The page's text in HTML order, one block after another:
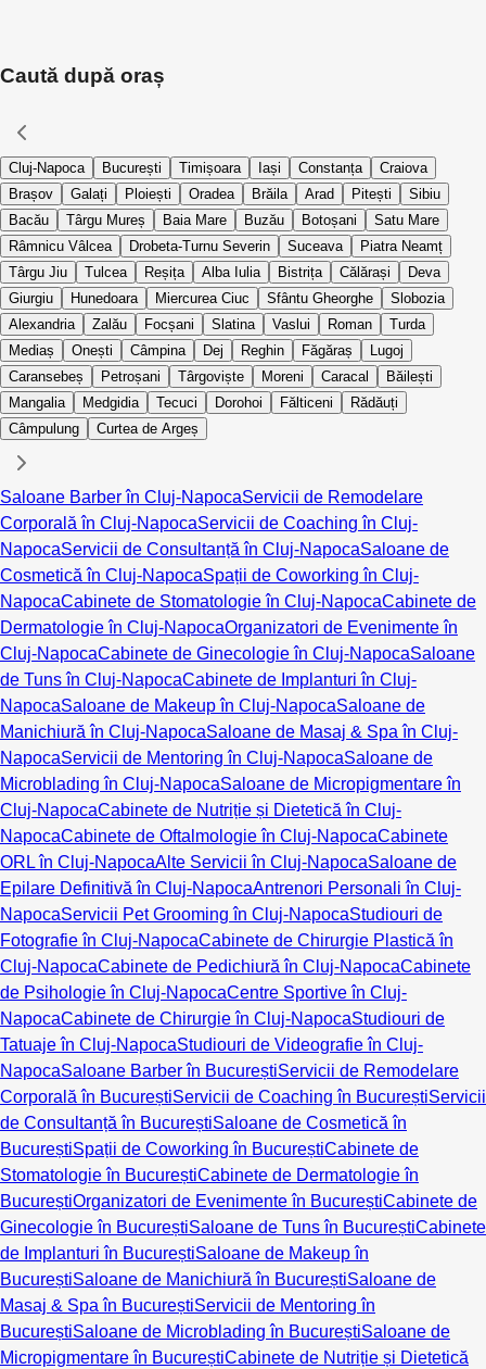
Caută după oraș
Cluj-Napoca București Timișoara Iași Constanța
Craiova
Brașov
Galați Ploiești Oradea Brăila Arad Pitești
Sibiu
Bacău
Târgu Mureș Baia Mare Buzău Botoșani
Satu Mare
Râmnicu Vâlcea
Drobeta-Turnu Severin Suceava
Piatra Neamț
Târgu Jiu
Tulcea Reșița Alba Iulia Bistrița Călărași
Deva
Giurgiu
Hunedoara Miercurea Ciuc Sfântu Gheorghe
Slobozia
Alexandria
Zalău Focșani Slatina Vaslui Roman
Turda
Mediaș
Onești Câmpina Dej Reghin Făgăraș
Lugoj
Caransebeș
Petroșani Târgoviște Moreni Caracal
Băilești
Mangalia
Medgidia Tecuci Dorohoi Fălticeni
Rădăuți
Câmpulung
Curtea de Argeș
Saloane Barber în Cluj-NapocaServicii de Remodelare
Corporală în Cluj-NapocaServicii de Coaching în Cluj-
NapocaServicii de Consultanță în Cluj-NapocaSaloane de
Cosmetică în Cluj-NapocaSpații de Coworking în Cluj-
NapocaCabinete de Stomatologie în Cluj-NapocaCabinete de
Dermatologie în Cluj-NapocaOrganizatori de Evenimente în
Cluj-NapocaCabinete de Ginecologie în Cluj-NapocaSaloane
de Tuns în Cluj-NapocaCabinete de Implanturi în Cluj-
NapocaSaloane de Makeup în Cluj-NapocaSaloane de
Manichiură în Cluj-NapocaSaloane de Masaj & Spa în Cluj-
NapocaServicii de Mentoring în Cluj-NapocaSaloane de
Microblading în Cluj-NapocaSaloane de Micropigmentare în
Cluj-NapocaCabinete de Nutriție și Dietetică în Cluj-
NapocaCabinete de Oftalmologie în Cluj-NapocaCabinete
ORL în Cluj-NapocaAlte Servicii în Cluj-NapocaSaloane de
Epilare Definitivă în Cluj-NapocaAntrenori Personali în Cluj-
NapocaServicii Pet Grooming în Cluj-NapocaStudiouri de
Fotografie în Cluj-NapocaCabinete de Chirurgie Plastică în
Cluj-NapocaCabinete de Pedichiură în Cluj-NapocaCabinete
de Psihologie în Cluj-NapocaCentre Sportive în Cluj-
NapocaCabinete de Chirurgie în Cluj-NapocaStudiouri de
Tatuaje în Cluj-NapocaStudiouri de Videografie în Cluj-
NapocaSaloane Barber în BucureștiServicii de Remodelare
Corporală în BucureștiServicii de Coaching în BucureștiServicii
de Consultanță în BucureștiSaloane de Cosmetică în
BucureștiSpații de Coworking în BucureștiCabinete de
Stomatologie în BucureștiCabinete de Dermatologie în
BucureștiOrganizatori de Evenimente în BucureștiCabinete de
Ginecologie în BucureștiSaloane de Tuns în BucureștiCabinete
de Implanturi în BucureștiSaloane de Makeup în
BucureștiSaloane de Manichiură în BucureștiSaloane de
Masaj & Spa în BucureștiServicii de Mentoring în
BucureștiSaloane de Microblading în BucureștiSaloane de
Micropigmentare în BucureștiCabinete de Nutriție și Dietetică